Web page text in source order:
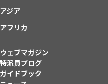
アジア
アフリカ
ウェブマガジン
特派員ブログ
ガイドブック